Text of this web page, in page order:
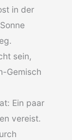
in der
sein,
Gemisch
Ein paar
vereist.